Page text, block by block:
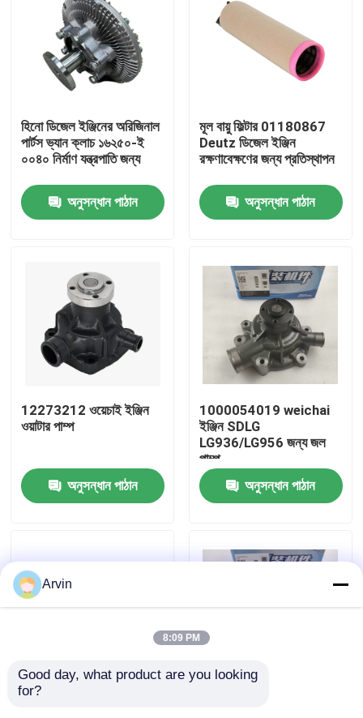
আমাদের সম্পর্কে
কারখানা ভ্রমণ
আমাদের সাথে যোগাযোগ করুন
উদ্ধৃতির জন্য আবেদন
হিনো ডিজেল ইঞ্জিনের অরিজিনাল
পার্টস ভ্যান ক্লাচ ১৬২৫০-ই
০০৪০ নির্মাণ যন্ত্রপাতি জন্য
অনুসন্ধান পাঠান
মূল বায়ু ফিল্টার 01180867
Deutz ডিজেল ইঞ্জিন
রক্ষণাবেক্ষণের জন্য প্রতিস্থাপন
অনুসন্ধান পাঠান
12273212 ওয়েচাই ইঞ্জিন
ওয়াটার পাম্প
অনুসন্ধান পাঠান
1000054019 weichai
ইঞ্জিন SDLG
LG936/LG956 জন্য জল
পাম্প
অনুসন্ধান পাঠান
মূল মানের নির্মাণ যন্ত্রাংশ
Arvin
8:09 PM
Good day, what product are you looking
for?